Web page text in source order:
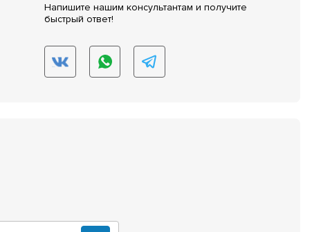
Напишите нашим консультантам и получите
быстрый ответ!